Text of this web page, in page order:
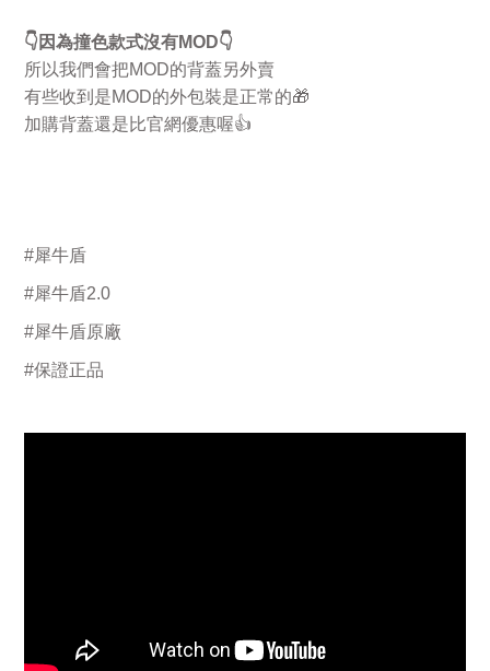
👇 因為撞色款式沒有MOD👇
所以我們會把MOD的背蓋另外賣
有些收到是MOD的外包裝是正常的🎁
加購背蓋還是比官網優惠喔👍
#犀牛盾
#犀牛盾2.0
#犀牛盾原廠
#保證正品